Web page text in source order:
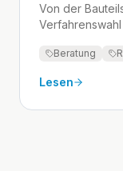
Von der
Beratung
Lesen